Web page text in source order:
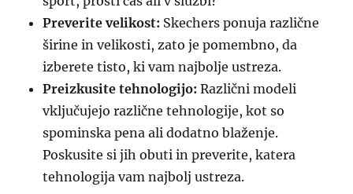
Preverite velikost: Skechers ponuja različne
širine in velikosti, zato je pomembno, da
izberete tisto, ki vam najbolje ustreza.
Preizkusite tehnologijo: Različni modeli
vključujejo različne tehnologije, kot so
spominska pena ali dodatno blaženje.
Poskusite si jih obuti in preverite, katera
tehnologija vam najbolj ustreza.